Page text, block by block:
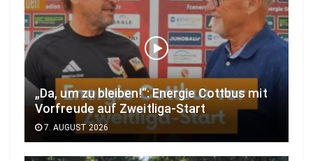
„Da, um zu bleiben!“: Energie Cottbus mit
Vorfreude auf Zweitliga-Start
7. AUGUST 2026